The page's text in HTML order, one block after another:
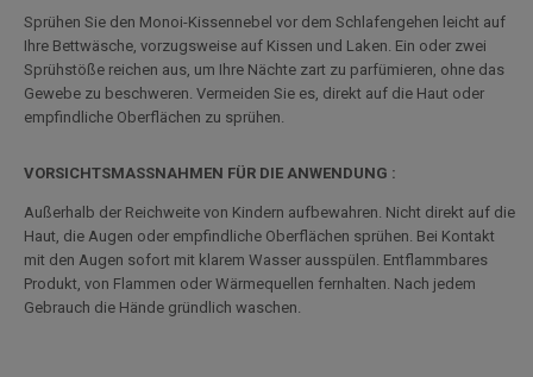
Sprühen Sie den Monoi-Kissennebel vor dem Schlafengehen leicht auf
Ihre Bettwäsche, vorzugsweise auf Kissen und Laken. Ein oder zwei
Sprühstöße reichen aus, um Ihre Nächte zart zu parfümieren, ohne das
Gewebe zu beschweren. Vermeiden Sie es, direkt auf die Haut oder
empfindliche Oberflächen zu sprühen.
VORSICHTSMASSNAHMEN FÜR DIE ANWENDUNG :
Außerhalb der Reichweite von Kindern aufbewahren. Nicht direkt auf die
Haut, die Augen oder empfindliche Oberflächen sprühen. Bei Kontakt
mit den Augen sofort mit klarem Wasser ausspülen. Entflammbares
Produkt, von Flammen oder Wärmequellen fernhalten. Nach jedem
Gebrauch die Hände gründlich waschen.